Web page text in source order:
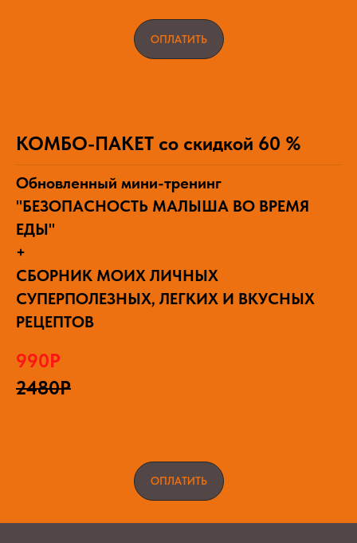
ОПЛАТИТЬ
КОМБО-ПАКЕТ со скидкой 60 %
Обновленный мини-тренинг
"БЕЗОПАСНОСТЬ МАЛЫША ВО ВРЕМЯ
ЕДЫ"
+
СБОРНИК МОИХ ЛИЧНЫХ
СУПЕРПОЛЕЗНЫХ, ЛЕГКИХ И ВКУСНЫХ
РЕЦЕПТОВ
990Р
2480Р
ОПЛАТИТЬ